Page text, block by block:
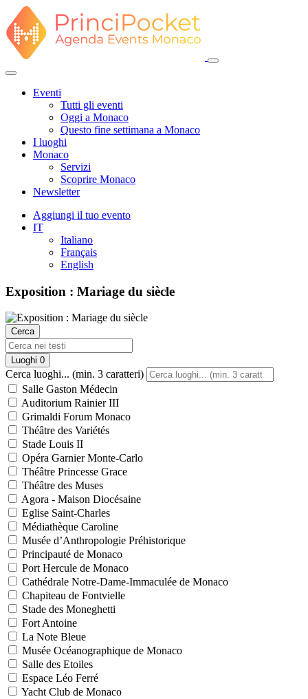
Eventi
Tutti gli eventi
Oggi a Monaco
Questo fine settimana a Monaco
I luoghi
Monaco
Servizi
Scoprire Monaco
Newsletter
Aggiungi il tuo evento
IT
Italiano
Français
English
Exposition : Mariage du siècle
Cerca
Luoghi 0
Cerca luoghi... (min. 3 caratteri)
Salle Gaston Médecin
Auditorium Rainier III
Grimaldi Forum Monaco
Théâtre des Variétés
Stade Louis II
Opéra Garnier Monte-Carlo
Théâtre Princesse Grace
Théâtre des Muses
Agora - Maison Diocésaine
Eglise Saint-Charles
Médiathèque Caroline
Musée d’Anthropologie Préhistorique
Principauté de Monaco
Port Hercule de Monaco
Cathédrale Notre-Dame-Immaculée de Monaco
Chapiteau de Fontvielle
Stade des Moneghetti
Fort Antoine
La Note Bleue
Musée Océanographique de Monaco
Salle des Etoiles
Espace Léo Ferré
Yacht Club de Monaco